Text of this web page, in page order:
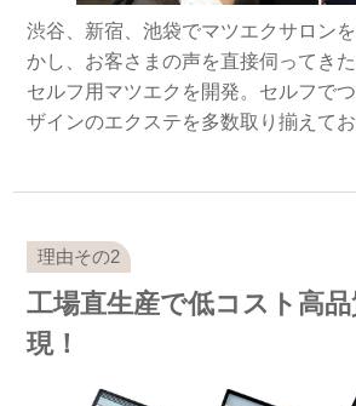
渋谷、新宿、池袋でマツエクサロン
かし、お客さまの声を直接伺ってき
セルフ用マツエクを開発。セルフで
ザインのエクステを多数取り揃えてお
工場直生産で低コスト高
現！